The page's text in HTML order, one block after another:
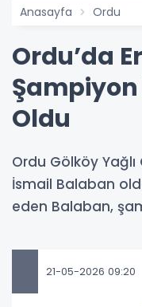
Anasayfa Ordu
Ordu’da
Oldu
Ordu Gölköy
İsmail Balaban
eden Balaban,
21-05-2026 09:20